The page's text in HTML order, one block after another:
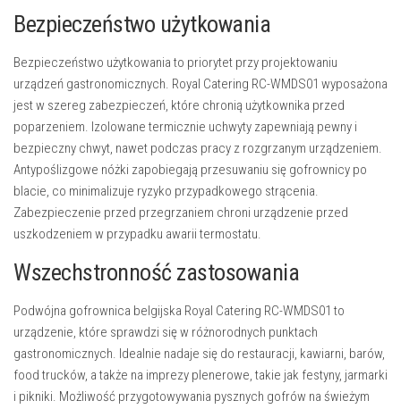
Bezpieczeństwo użytkowania
Bezpieczeństwo użytkowania to priorytet przy projektowaniu
urządzeń gastronomicznych. Royal Catering RC-WMDS01 wyposażona
jest w szereg zabezpieczeń, które chronią użytkownika przed
poparzeniem. Izolowane termicznie uchwyty zapewniają pewny i
bezpieczny chwyt, nawet podczas pracy z rozgrzanym urządzeniem.
Antypoślizgowe nóżki zapobiegają przesuwaniu się gofrownicy po
blacie, co minimalizuje ryzyko przypadkowego strącenia.
Zabezpieczenie przed przegrzaniem chroni urządzenie przed
uszkodzeniem w przypadku awarii termostatu.
Wszechstronność zastosowania
Podwójna gofrownica belgijska Royal Catering RC-WMDS01 to
urządzenie, które sprawdzi się w różnorodnych punktach
gastronomicznych. Idealnie nadaje się do restauracji, kawiarni, barów,
food trucków, a także na imprezy plenerowe, takie jak festyny, jarmarki
i pikniki. Możliwość przygotowywania pysznych gofrów na świeżym